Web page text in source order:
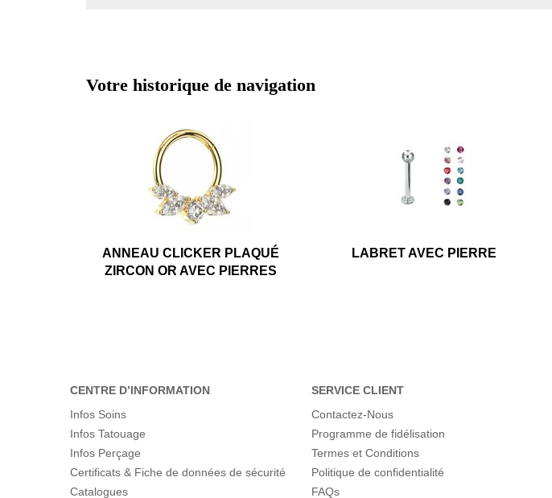
Votre historique de navigation
ANNEAU CLICKER PLAQUÉ
ZIRCON OR AVEC PIERRES
LABRET AVEC PIERRE
CENTRE D’INFORMATION
Infos Soins
Infos Tatouage
Infos Perçage
Certificats & Fiche de données de sécurité
Catalogues
SERVICE CLIENT
Contactez-Nous
Programme de fidélisation
Termes et Conditions
Politique de confidentialité
FAQs